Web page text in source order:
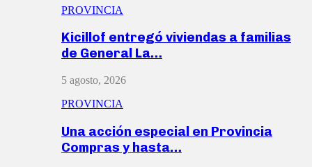
PROVINCIA
Kicillof entregó viviendas a familias
de General La…
5 agosto, 2026
PROVINCIA
Una acción especial en Provincia
Compras y hasta…